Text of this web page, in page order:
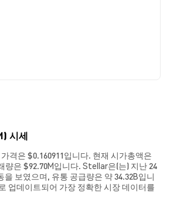
시세
격은 $0.160911입니다. 현재 시가총액은
량은 $92.70M입니다. Stellar은(는) 지난 24
을 보였으며, 유통 공급량은 약 34.32B입니
업데이트되어 가장 정확한 시장 데이터를